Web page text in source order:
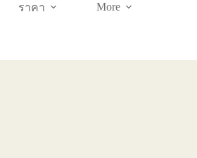
ราคา More